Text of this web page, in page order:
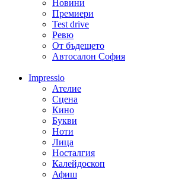
Новини
Премиери
Test drive
Ревю
От бъдещето
Автосалон София
Impressio
Ателие
Сцена
Кино
Букви
Ноти
Лица
Носталгия
Калейдоскоп
Афиш